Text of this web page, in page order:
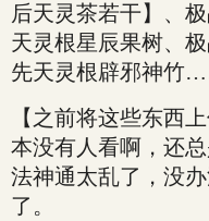
后天灵茶若干】、
天灵根星辰果树、
先天灵根辟邪神竹
【之前将这些东西
本没有人看啊，还
法神通太乱了，没
了。